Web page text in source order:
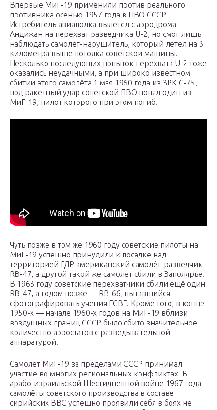
Впервые МиГ-19 применили против реального
противника осенью 1957 года в ПВО СССР.
Истребитель авиаполка вылетел с аэродрома
Андижан на перехват разведчика U-2, но смог лишь
наблюдать самолёт-нарушитель, который летел на 3
километра выше потолка советской машины.
Несколько последующих попыток перехвата U-2 тоже
оказались неудачными, а при широко известном
сбитии этого самолёта 1 мая 1960 года из ЗРК С-75,
под ракетный удар советской ПВО попал один из
МиГ-19, пилот которого при этом погиб.
Чуть позже в том же 1960 году советские пилоты на
МиГ-19 успешно принудили к посадке над
территорией ГДР американский самолёт-разведчик
RB-47, а другой такой же самолёт сбили в Заполярье.
В 1963 году советские перехватчики сбили ещё один
RB-47, а годом позже — RB-66, пытавшийся
сфотографировать учения ГСВГ. Кроме того, в конце
1950-х — начале 1960-х годов на МиГ-19 вблизи
воздушных границ СССР было сбито значительное
количество аэростатов с разведывательной
аппаратурой.
Самолёт МиГ-19 за пределами СССР принимал
участие во многих региональных конфликтах. В
арабо-израильской Шестидневной войне 1967 года
самолёты советского производства в составе
сирийских ВВС успешно проявили себя в боях не